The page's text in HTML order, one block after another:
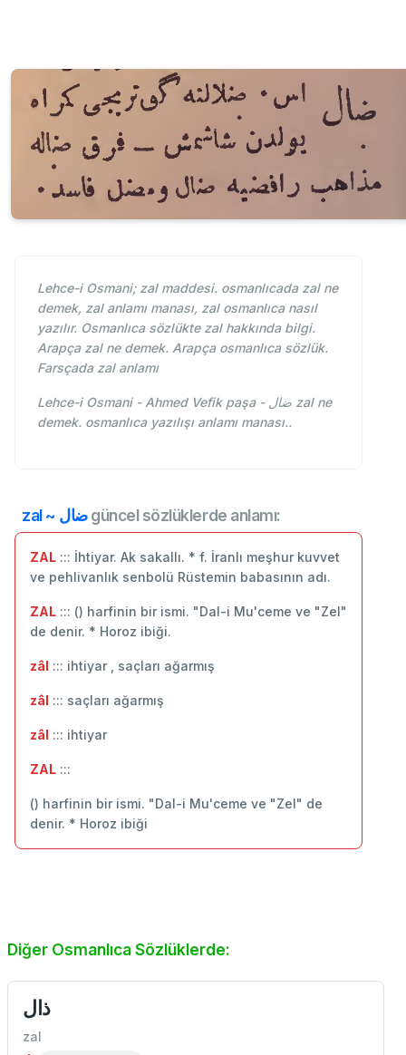
Lehce-i Osmani; zal maddesi. osmanlıcada zal ne
demek, zal anlamı manası, zal osmanlıca nasıl
yazılır. Osmanlıca sözlükte zal hakkında bilgi.
Arapça zal ne demek. Arapça osmanlıca sözlük.
Farsçada zal anlamı
Lehce-i Osmani - Ahmed Vefik paşa - ضال zal ne
demek. osmanlıca yazılışı anlamı manası..
zal ~ ضالgüncel sözlüklerde anlamı:
ZAL ::: İhtiyar. Ak sakallı. * f. İranlı meşhur kuvvet
ve pehlivanlık senbolü Rüstemin babasının adı.
ZAL ::: () harfinin bir ismi. "Dal-i Mu'ceme ve "Zel"
de denir. * Horoz ibiği.
zâl ::: ihtiyar , saçları ağarmış
zâl ::: ‬saçları ağarmış
zâl ::: ihtiyar
ZAL :::
() harfinin bir ismi. "Dal-i Mu'ceme ve "Zel" de
denir. * Horoz ibiği
Diğer Osmanlıca Sözlüklerde:
ذال
zal